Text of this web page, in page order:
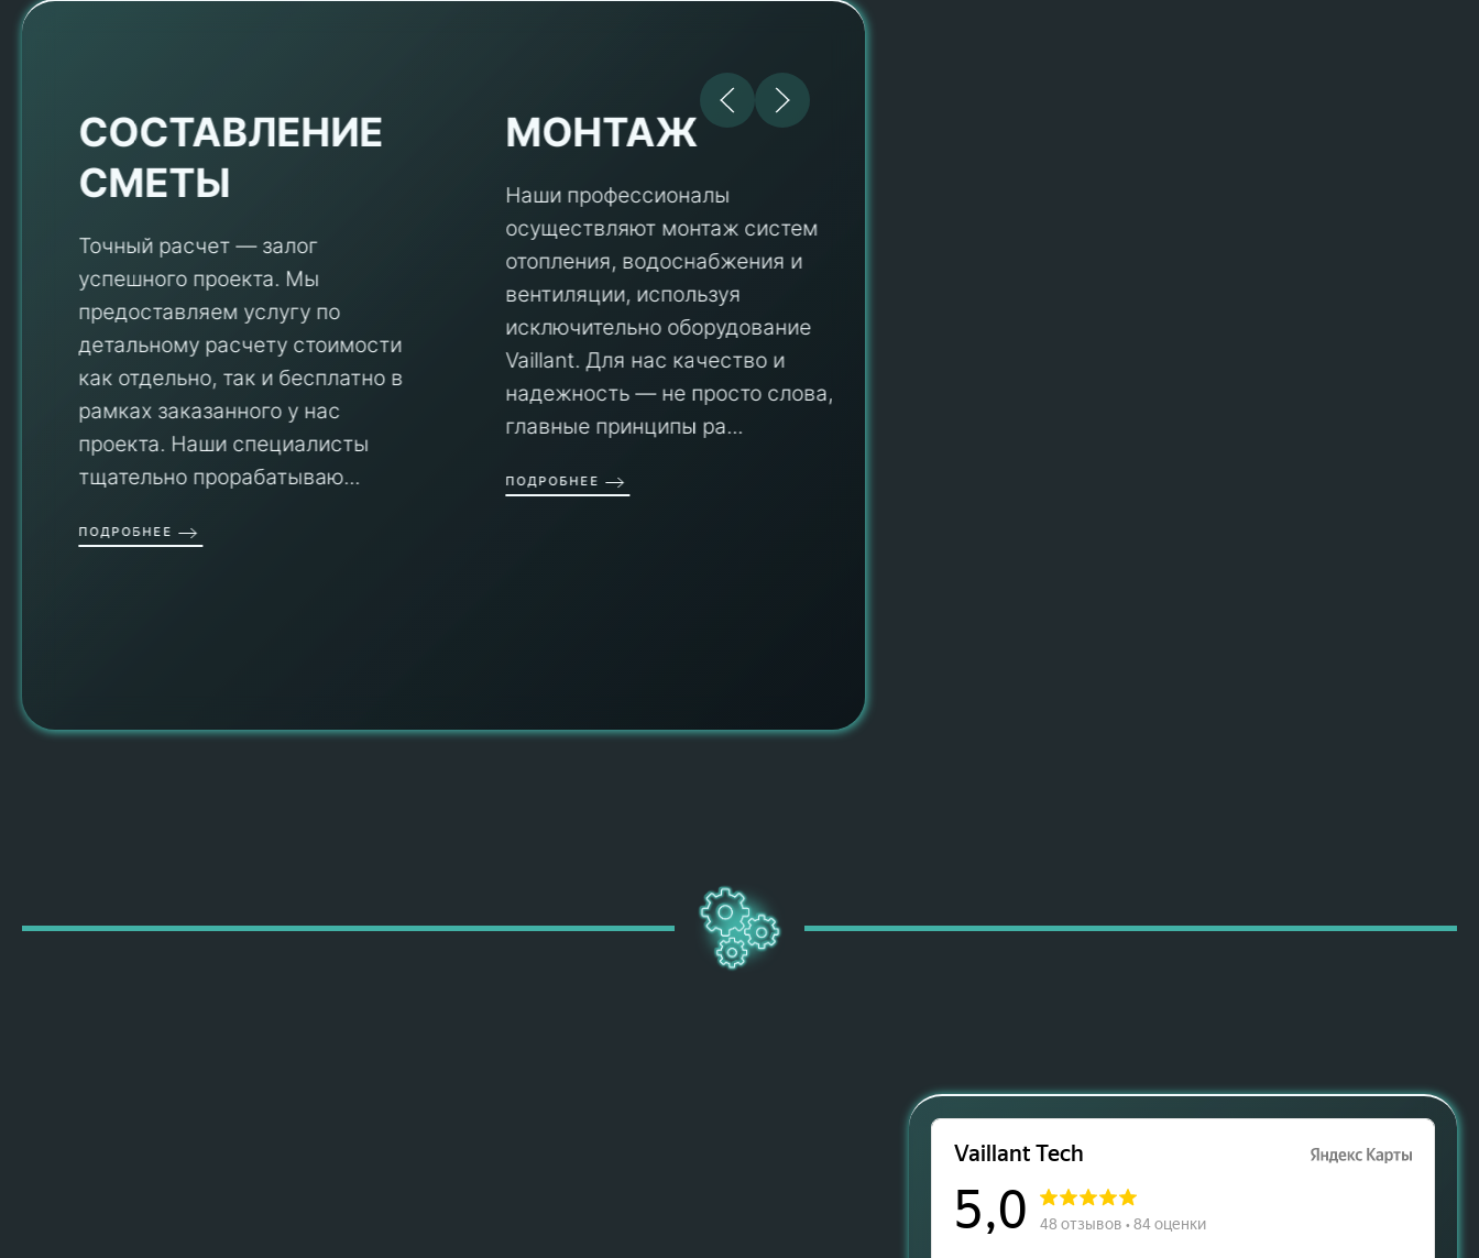
СОСТАВЛЕНИЕ
СМЕТЫ
Точный расчет — залог
успешного проекта. Мы
предоставляем услугу по
детальному расчету стоимости
как отдельно, так и бесплатно в
рамках заказанного у нас
проекта. Наши специалисты
тщательно прорабатываю...
ПОДРОБНЕЕ
МОНТАЖ
Наши профессионалы
осуществляют монтаж систем
отопления, водоснабжения и
вентиляции, используя
исключительно оборудование
Vaillant. Для нас качество и
надежность — не просто слова, а
главные принципы ра...
ПОДРОБНЕЕ